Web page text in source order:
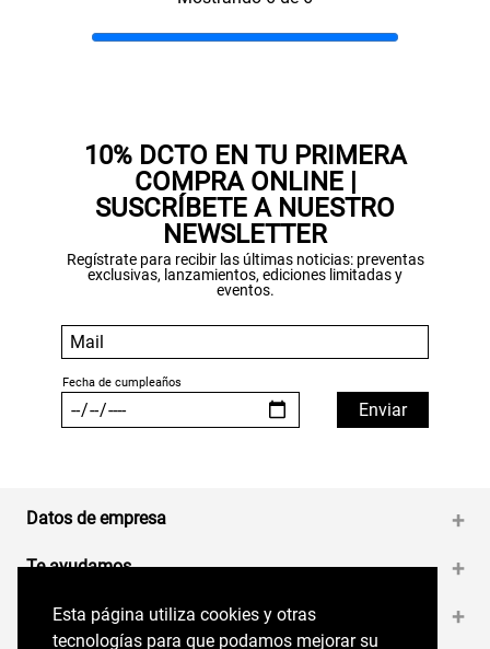
Esta página utiliza cookies y otras
tecnologías para que podamos mejorar su
Esta página utiliza cookies y otras
tecnologías para que podamos mejorar su
10% DCTO EN TU PRIMERA
COMPRA ONLINE |
SUSCRÍBETE A NUESTRO
NEWSLETTER
Regístrate para recibir las últimas noticias: preventas
exclusivas, lanzamientos, ediciones limitadas y
eventos.
Datos de empresa +
Te ayudamos +
Medios de pago +